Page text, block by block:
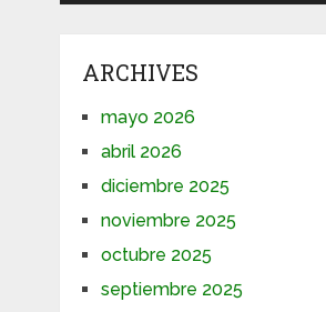
ARCHIVES
mayo 2026
abril 2026
diciembre 2025
noviembre 2025
octubre 2025
septiembre 2025